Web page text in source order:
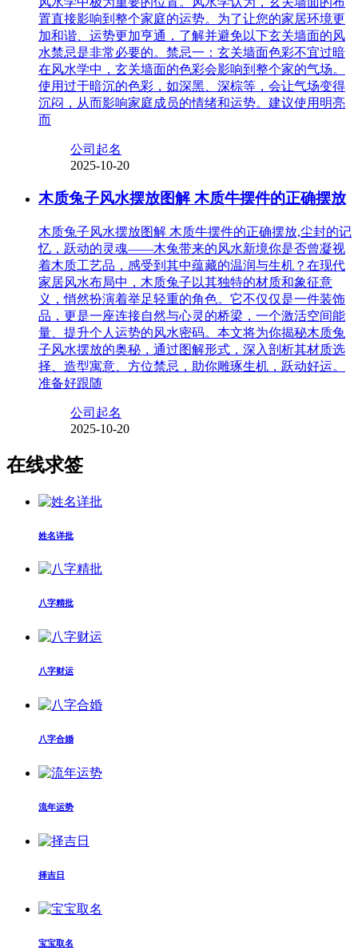
置直接影响到整个家庭的运势。为了让您的家居环境更
加和谐、运势更加亨通，了解并避免以下玄关墙面的风
水禁忌是非常必要的。禁忌一：玄关墙面色彩不宜过暗
在风水学中，玄关墙面的色彩会影响到整个家的气场。
使用过于暗沉的色彩，如深黑、深棕等，会让气场变得
沉闷，从而影响家庭成员的情绪和运势。建议使用明亮
而
公司起名
2025-10-20
木质兔子风水摆放图解 木质牛摆件的正确摆放
木质兔子风水摆放图解 木质牛摆件的正确摆放,尘封的记
忆，跃动的灵魂——木兔带来的风水新境你是否曾凝视
着木质工艺品，感受到其中蕴藏的温润与生机？在现代
家居风水布局中，木质兔子以其独特的材质和象征意
义，悄然扮演着举足轻重的角色。它不仅仅是一件装饰
品，更是一座连接自然与心灵的桥梁，一个激活空间能
量、提升个人运势的风水密码。本文将为你揭秘木质兔
子风水摆放的奥秘，通过图解形式，深入剖析其材质选
择、造型寓意、方位禁忌，助你雕琢生机，跃动好运。
准备好跟随
公司起名
2025-10-20
在线求签
姓名详批
八字精批
八字财运
八字合婚
流年运势
择吉日
宝宝取名